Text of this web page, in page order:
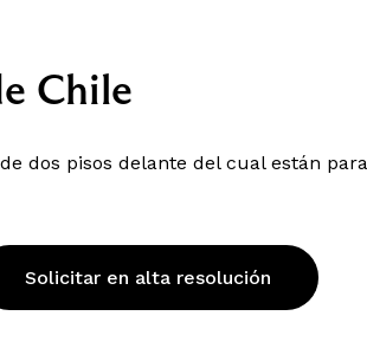
Chile
dos pisos delante del cual están
Solicitar en alta resolución